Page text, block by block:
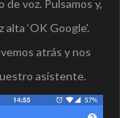
voz. Pulsamos y,
‘OK Google’.
atrás y nos
asistente.